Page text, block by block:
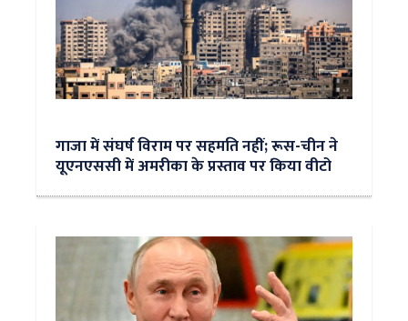
गाजा में संघर्ष विराम पर सहमति नहीं; रूस-चीन ने
यूएनएससी में अमरीका के प्रस्ताव पर किया वीटो